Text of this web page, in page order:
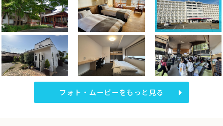
フォト・ムービーをもっと見る